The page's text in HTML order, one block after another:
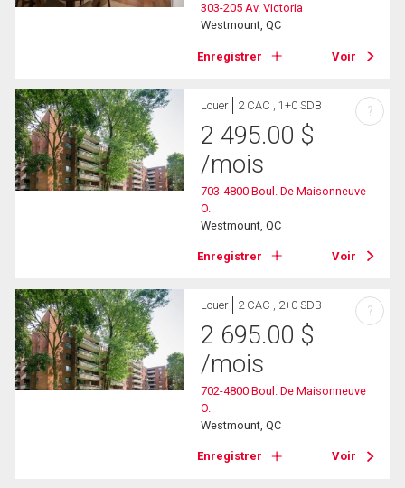
303-205 Av. Victoria
Westmount, QC
Enregistrer Voir
Louer 2 CAC , 1+0 SDB
2 495.00 $
/mois
703-4800 Boul. De Maisonneuve
O.
Westmount, QC
Enregistrer Voir
?
Louer 2 CAC , 2+0 SDB
2 695.00 $
/mois
702-4800 Boul. De Maisonneuve
O.
Westmount, QC
Enregistrer Voir
?